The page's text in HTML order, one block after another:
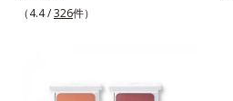
知る＆楽しさを引き出す、4色のア
単に印象的な目元が完成します。2
（4.4 /326件）